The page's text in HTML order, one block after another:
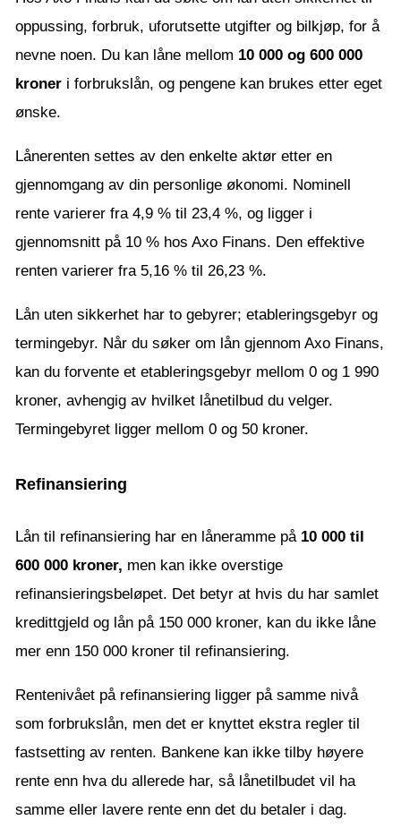
oppussing, forbruk, uforutsette utgifter og bilkjøp, for å
nevne noen. Du kan låne mellom 10 000 og 600 000
kroner i forbrukslån, og pengene kan brukes etter eget
ønske.
Lånerenten settes av den enkelte aktør etter en
gjennomgang av din personlige økonomi. Nominell
rente varierer fra 4,9 % til 23,4 %, og ligger i
gjennomsnitt på 10 % hos Axo Finans. Den effektive
renten varierer fra 5,16 % til 26,23 %.
Lån uten sikkerhet har to gebyrer; etableringsgebyr og
termingebyr. Når du søker om lån gjennom Axo Finans,
kan du forvente et etableringsgebyr mellom 0 og 1 990
kroner, avhengig av hvilket lånetilbud du velger.
Termingebyret ligger mellom 0 og 50 kroner.
Refinansiering
Lån til refinansiering har en låneramme på 10 000 til
600 000 kroner, men kan ikke overstige
refinansieringsbeløpet. Det betyr at hvis du har samlet
kredittgjeld og lån på 150 000 kroner, kan du ikke låne
mer enn 150 000 kroner til refinansiering.
Rentenivået på refinansiering ligger på samme nivå
som forbrukslån, men det er knyttet ekstra regler til
fastsetting av renten. Bankene kan ikke tilby høyere
rente enn hva du allerede har, så lånetilbudet vil ha
samme eller lavere rente enn det du betaler i dag.